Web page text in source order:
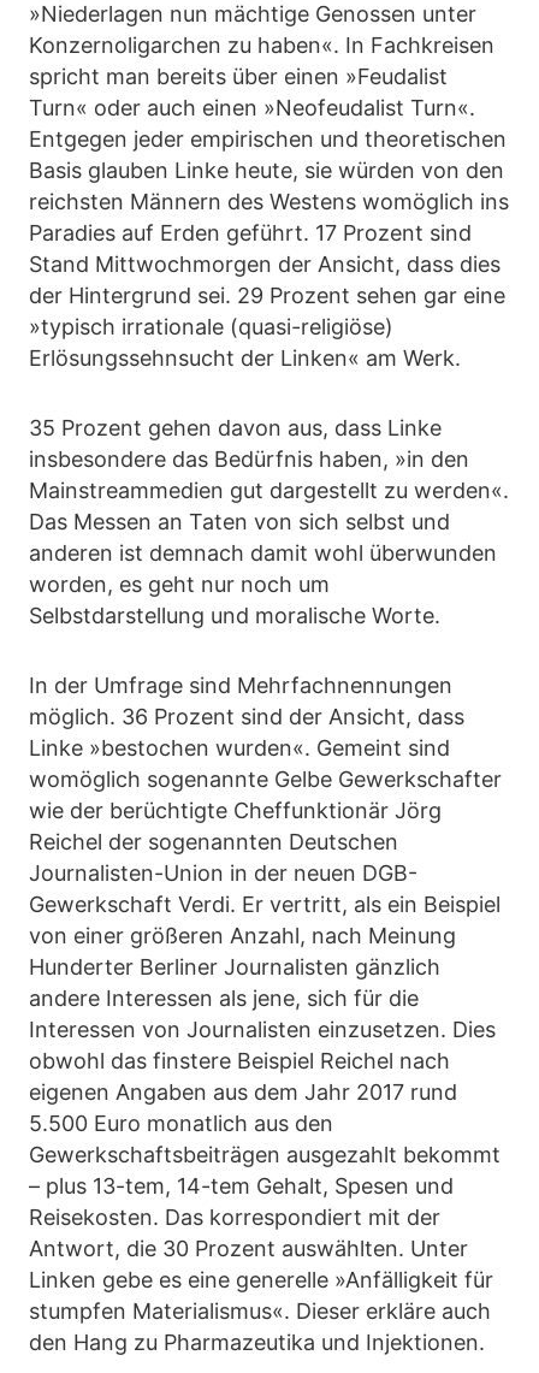
»Niederlagen nun mächtige Genossen unter
Konzernoligarchen zu haben«. In Fachkreisen
spricht man bereits über einen »Feudalist
Turn« oder auch einen »Neofeudalist Turn«.
Entgegen jeder empirischen und theoretischen
Basis glauben Linke heute, sie würden von den
reichsten Männern des Westens womöglich ins
Paradies auf Erden geführt. 17 Prozent sind
Stand Mittwochmorgen der Ansicht, dass dies
der Hintergrund sei. 29 Prozent sehen gar eine
»typisch irrationale (quasi-religiöse)
Erlösungssehnsucht der Linken« am Werk.
35 Prozent gehen davon aus, dass Linke
insbesondere das Bedürfnis haben, »in den
Mainstreammedien gut dargestellt zu werden«.
Das Messen an Taten von sich selbst und
anderen ist demnach damit wohl überwunden
worden, es geht nur noch um
Selbstdarstellung und moralische Worte.
In der Umfrage sind Mehrfachnennungen
möglich. 36 Prozent sind der Ansicht, dass
Linke »bestochen wurden«. Gemeint sind
womöglich sogenannte Gelbe Gewerkschafter
wie der berüchtigte Cheffunktionär Jörg
Reichel der sogenannten Deutschen
Journalisten-Union in der neuen DGB-
Gewerkschaft Verdi. Er vertritt, als ein Beispiel
von einer größeren Anzahl, nach Meinung
Hunderter Berliner Journalisten gänzlich
andere Interessen als jene, sich für die
Interessen von Journalisten einzusetzen. Dies
obwohl das finstere Beispiel Reichel nach
eigenen Angaben aus dem Jahr 2017 rund
5.500 Euro monatlich aus den
Gewerkschaftsbeiträgen ausgezahlt bekommt
– plus 13-tem, 14-tem Gehalt, Spesen und
Reisekosten. Das korrespondiert mit der
Antwort, die 30 Prozent auswählten. Unter
Linken gebe es eine generelle »Anfälligkeit für
stumpfen Materialismus«. Dieser erkläre auch
den Hang zu Pharmazeutika und Injektionen.